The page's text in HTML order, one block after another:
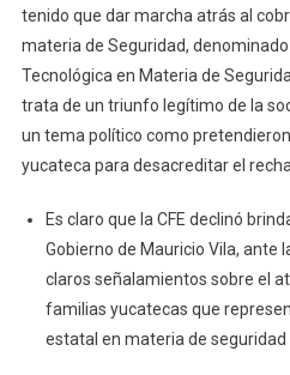
tenido que dar marcha atrás al
materia de Seguridad,
Tecnológica en Materia de
trata de un triunfo legítimo de la
un tema político como
yucateca para desacreditar el
Es claro que la CFE declinó
Gobierno de Mauricio Vila, ante
claros señalamientos sobre el
familias yucatecas que
estatal en materia de seguridad